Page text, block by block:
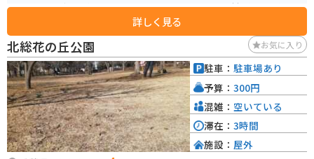
おにぎりや弁当も人気です。 レストランでは、地元産の食材を使った料理を
楽しむことができ、特に、長柄町特産の「ながいきひめ」を使ったスイーツ
はおすすめです。 また、道の駅 ながら からは、九十九谷の絶景を一望するこ
とができます。 バイクで訪れる場合、道の駅 ながらは、駐車場も広く、休憩
場所としても最適です。九十九谷展望公園へ行く道は、ワインディングロー
ドが続くので、ツーリングにもおすすめです。 周辺には、ドイツの農村をイ
メージしたテーマパーク「マザー牧場」や、日帰り温泉施設「龍宮の湯」な
ど、観光スポットも充実しています。
詳しく見る
北総花の丘公園 お気に入り
駐車： 駐車場あり
予算： 300円
混雑： 空いている
滞在： 3時間
施設： 屋外